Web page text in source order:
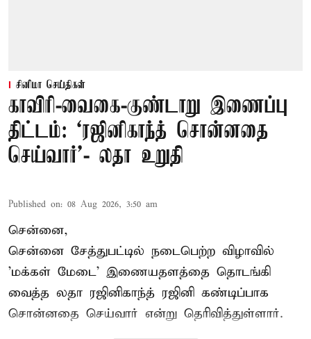
சினிமா செய்திகள்
காவிரி-வைகை-குண்டாறு இணைப்பு
திட்டம்: ‘ரஜினிகாந்த் சொன்னதை
செய்வார்’- லதா உறுதி
Published on: 08 Aug 2026, 3:50 am
சென்னை,
சென்னை சேத்துபட்டில் நடைபெற்ற விழாவில்
'மக்கள் மேடை' இணையதளத்தை தொடங்கி
வைத்த லதா ரஜினிகாந்த் ரஜினி கண்டிப்பாக
சொன்னதை செய்வார் என்று தெரிவித்துள்ளார்.